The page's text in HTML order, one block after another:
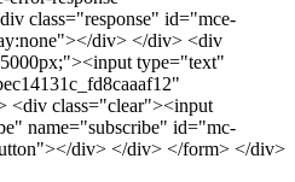
class="response" id="mce-
div> </div> <div
type="text"
<div class="clear"><input
name="subscribe" id="mc-
div> </div> </form> </div>